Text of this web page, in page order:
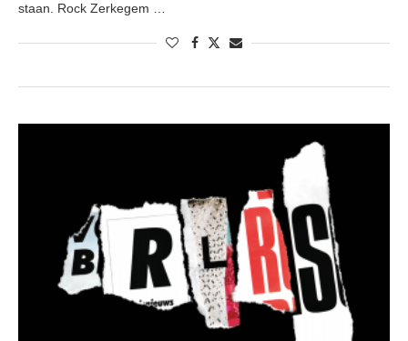
staan. Rock Zerkegem …